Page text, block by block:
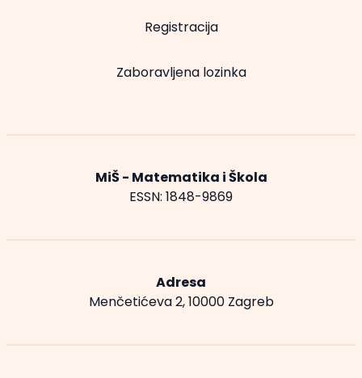
Registracija
Zaboravljena lozinka
MiŠ - Matematika i Škola
ESSN: 1848-9869
Adresa
Menčetićeva 2, 10000 Zagreb